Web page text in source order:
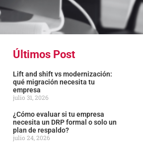
Últimos Post
Lift and shift vs modernización:
qué migración necesita tu
empresa
julio 31, 2026
¿Cómo evaluar si tu empresa
necesita un DRP formal o solo un
plan de respaldo?
julio 24, 2026